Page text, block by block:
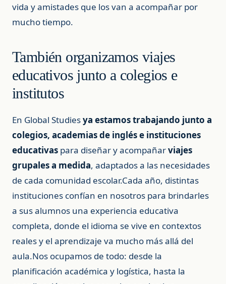
vida y amistades que los van a acompañar por
mucho tiempo.
También organizamos viajes
educativos junto a colegios e
institutos
En Global Studiesya estamos trabajando junto a
colegios, academias de inglés e instituciones
educativas para diseñar y acompañarviajes
grupales a medida, adaptados a las necesidades
de cada comunidad escolar.Cada año, distintas
instituciones confían en nosotros para brindarles
a sus alumnos una experiencia educativa
completa, donde el idioma se vive en contextos
reales y el aprendizaje va mucho más allá del
aula.Nos ocupamos de todo: desde la
planificación académica y logística, hasta la